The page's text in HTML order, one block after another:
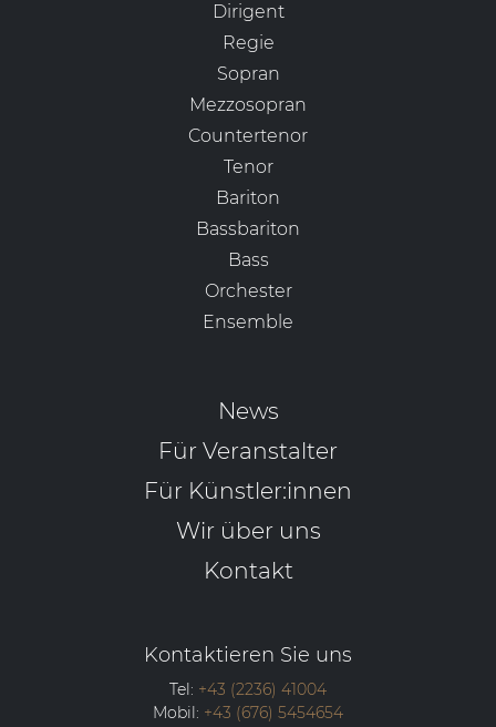
Dirigent
Regie
Sopran
Mezzosopran
Countertenor
Tenor
Bariton
Bassbariton
Bass
Orchester
Ensemble
News
Für Veranstalter
Für Künstler:innen
Wir über uns
Kontakt
Kontaktieren Sie uns
Tel: +43 (2236) 41004
Mobil: +43 (676) 5454654